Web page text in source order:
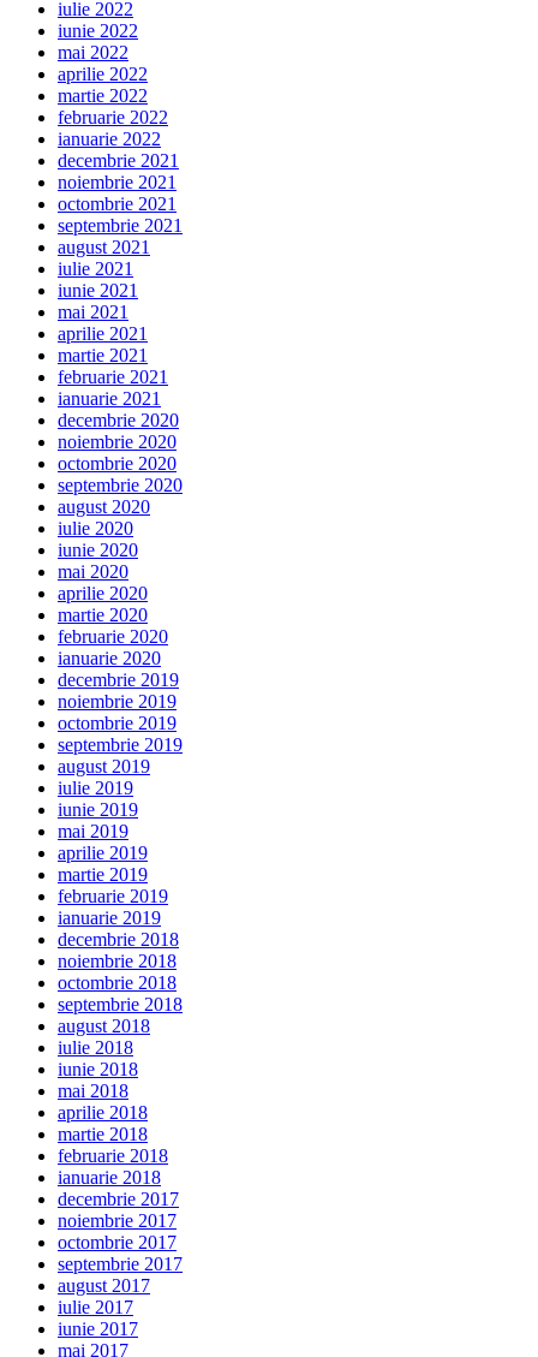
iulie 2022
iunie 2022
mai 2022
aprilie 2022
martie 2022
februarie 2022
ianuarie 2022
decembrie 2021
noiembrie 2021
octombrie 2021
septembrie 2021
august 2021
iulie 2021
iunie 2021
mai 2021
aprilie 2021
martie 2021
februarie 2021
ianuarie 2021
decembrie 2020
noiembrie 2020
octombrie 2020
septembrie 2020
august 2020
iulie 2020
iunie 2020
mai 2020
aprilie 2020
martie 2020
februarie 2020
ianuarie 2020
decembrie 2019
noiembrie 2019
octombrie 2019
septembrie 2019
august 2019
iulie 2019
iunie 2019
mai 2019
aprilie 2019
martie 2019
februarie 2019
ianuarie 2019
decembrie 2018
noiembrie 2018
octombrie 2018
septembrie 2018
august 2018
iulie 2018
iunie 2018
mai 2018
aprilie 2018
martie 2018
februarie 2018
ianuarie 2018
decembrie 2017
noiembrie 2017
octombrie 2017
septembrie 2017
august 2017
iulie 2017
iunie 2017
mai 2017